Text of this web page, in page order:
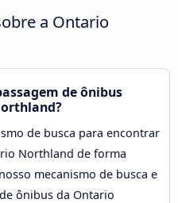
a Ontario
de ônibus
de busca para encontrar
Northland de forma
mecanismo de busca e
ônibus da Ontario